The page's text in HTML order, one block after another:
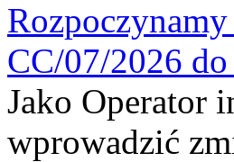
CC/07/2026
Jako Operator
wprowadzić